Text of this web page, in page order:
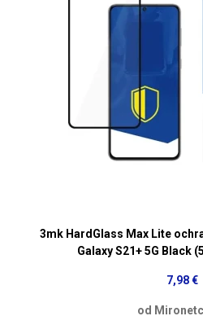
3mk HardGlass Max Lite
Galaxy S21+ 5G Black
7,98 €
od